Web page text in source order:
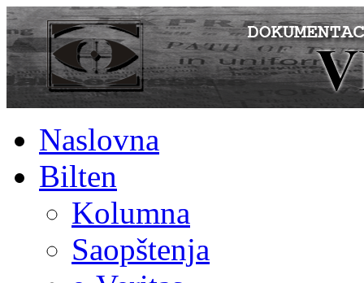
Naslovna
Bilten
Kolumna
Saopštenja